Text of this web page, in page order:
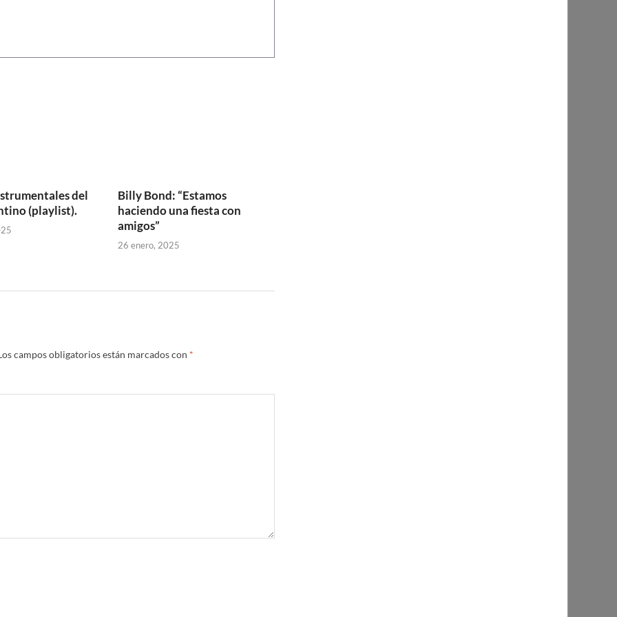
del
(playlist).
Billy Bond: “Estamos
haciendo una fiesta con
amigos”
26 enero, 2025
campos obligatorios están marcados con *